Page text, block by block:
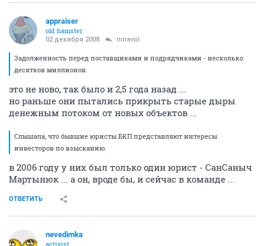
appraiser
old hamster
02 декабря 2008 ninavol
Задолженность перед поставщиками и подрядчиками - несколько
десятков миллионов.
это не ново, так было и 2,5 года назад ...
но раньше они пытались прикрыть старые дыры
денежным потоком от новых объектов ...
Слышала, что бывшие юристы БКП представляют интересы
инвесторов по взысканию.
в 2006 году у них был только один юрист - СанСаныч
Мартынюк ... а он, вроде бы, и сейчас в команде ...
ОТВЕТИТЬ
nevedimka
activist